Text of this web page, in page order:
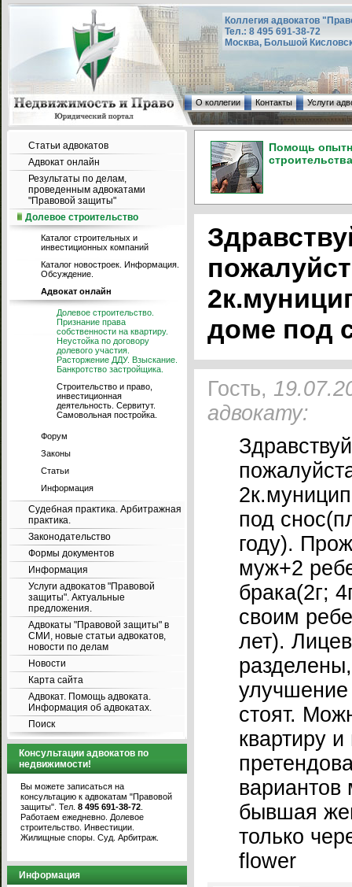
Коллегия адвокатов
Тел.: 8 495 691-38-72
Москва, Большой
О коллегии Контакты Услуги
Статьи адвокатов
Адвокат онлайн
Результаты по делам,
проведенным адвокатами
"Правовой защиты"
Долевое строительство
Каталог строительных и
инвестиционных компаний
Каталог новостроек. Информация.
Обсуждение.
Адвокат онлайн
Долевое строительство.
Признание права
собственности на квартиру.
Неустойка по договору
долевого участия.
Расторжение ДДУ. Взыскание.
Банкротство застройщика.
Строительство и право,
инвестиционная
деятельность. Сервитут.
Самовольная постройка.
Форум
Законы
Статьи
Информация
Судебная практика. Арбитражная
практика.
Законодательство
Формы документов
Информация
Услуги адвокатов "Правовой
защиты". Актуальные
предложения.
Адвокаты "Правовой защиты" в
СМИ, новые статьи адвокатов,
новости по делам
Новости
Карта сайта
Адвокат. Помощь адвоката.
Информация об адвокатах.
Поиск
Консультации адвокатов по
недвижимости!
Вы можете записаться на
консультацию к адвокатам "Правовой
защиты". Тел. 8 495 691-38-72
Работаем ежедневно. Долевое
строительство. Инвестиции.
Жилищные споры. Суд. Арбитраж.
Информация
Помощь
доме под
Гость,
адвокату:
под
году).
муж+2
брака(2г;
своим
лет).
стоят.
квартиру
вариантов
бывшая
только
flower